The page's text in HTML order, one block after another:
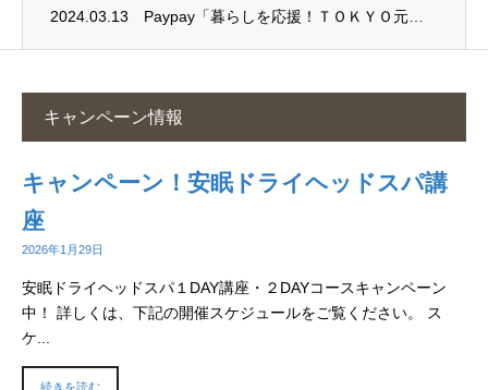
2024.03.13
キャンペーン情報
キャンペーン！安眠ドライヘッドスパ講
座
2026年1月29日
安眠ドライヘッドスパ１DAY講座・２DAYコースキャンペーン
中！ 詳しくは、下記の開催スケジュールをご覧ください。 ス
ケ...
続きを読む